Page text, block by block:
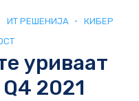
ИТ РЕШЕНИЈА
КИБЕР
уриваат
2021